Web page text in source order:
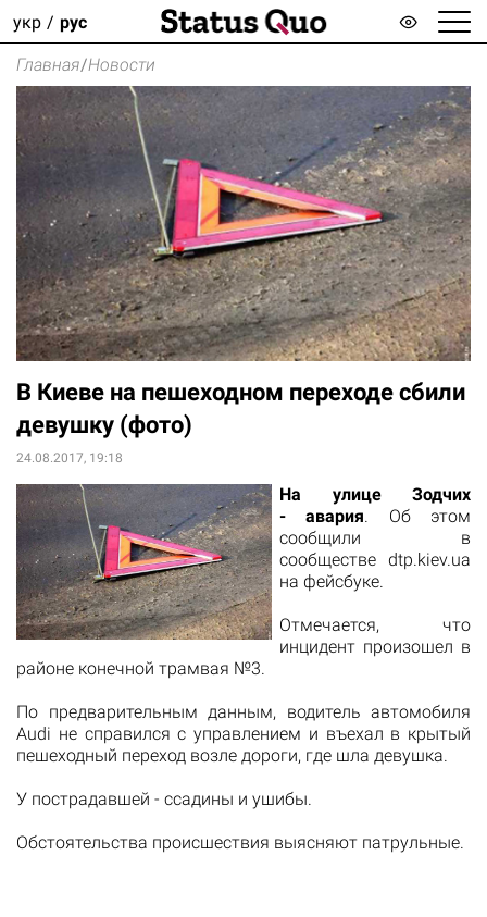
укр рус
Главная/Новости
В Киеве на пешеходном переходе сбили
девушку (фото)
24.08.2017, 19:18
На улице Зодчих
- авария. Об этом
сообщили в
сообществе dtp.kiev.ua
на фейсбуке.
Отмечается, что
инцидент произошел в
районе конечной трамвая №3.
По предварительным данным, водитель автомобиля
Audi не справился с управлением и въехал в крытый
пешеходный переход возле дороги, где шла девушка.
У пострадавшей - ссадины и ушибы.
Обстоятельства происшествия выясняют патрульные.